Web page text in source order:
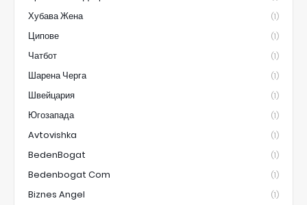
Хубава Жена (1)
Ципове (1)
Чатбот (1)
Шарена Черга (1)
Швейцария (1)
Югозапада (1)
Avtovishka (1)
BedenBogat (1)
Bedenbogat Com (1)
Biznes Angel (1)